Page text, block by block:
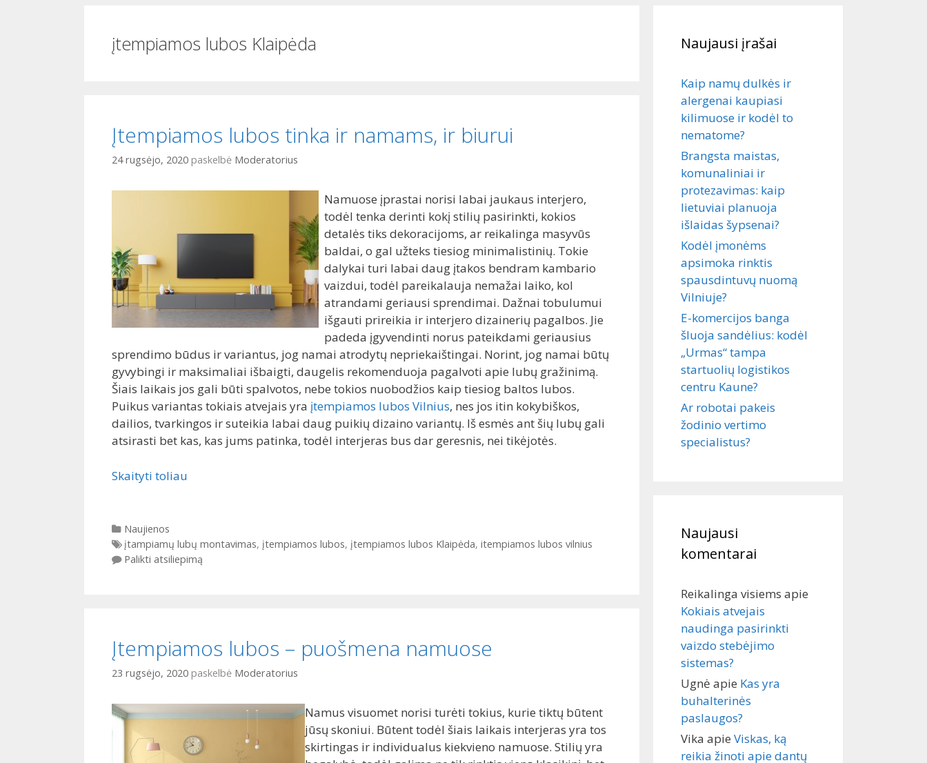
įtempiamos lubos Klaipėda
Įtempiamos lubos tinka ir namams, ir biurui
24 rugsėjo, 2020 paskelbė Moderatorius
Namuose įprastai norisi labai jaukaus interjero,
todėl tenka derinti kokį stilių pasirinkti, kokios
detalės tiks dekoracijoms, ar reikalinga masyvūs
baldai, o gal užteks tiesiog minimalistinių. Tokie
dalykai turi labai daug įtakos bendram kambario
vaizdui, todėl pareikalauja nemažai laiko, kol
atrandami geriausi sprendimai. Dažnai tobulumui
išgauti prireikia ir interjero dizainerių pagalbos. Jie
padeda įgyvendinti norus pateikdami geriausius
sprendimo būdus ir variantus, jog namai atrodytų nepriekaištingai. Norint, jog namai būtų
gyvybingi ir maksimaliai išbaigti, daugelis rekomenduoja pagalvoti apie lubų gražinimą.
Šiais laikais jos gali būti spalvotos, nebe tokios nuobodžios kaip tiesiog baltos lubos.
Puikus variantas tokiais atvejais yra įtempiamos lubos Vilnius, nes jos itin kokybiškos,
dailios, tvarkingos ir suteikia labai daug puikių dizaino variantų. Iš esmės ant šių lubų gali
atsirasti bet kas, kas jums patinka, todėl interjeras bus dar geresnis, nei tikėjotės.
Skaityti toliau
Kategorijos
Naujienos
Gairės
įtampiamų lubų montavimas, įtempiamos lubos, įtempiamos lubos Klaipėda, itempiamos lubos vilnius
Palikti atsiliepimą
Įtempiamos lubos – puošmena namuose
23 rugsėjo, 2020 paskelbė Moderatorius
Namus visuomet norisi turėti tokius, kurie tiktų būtent
jūsų skoniui. Būtent todėl šiais laikais interjeras yra tos
skirtingas ir individualus kiekvieno namuose. Stilių yra
Naujausi įrašai
Kaip namų dulkės ir
alergenai kaupiasi
kilimuose ir kodėl to
nematome?
Brangsta maistas,
komunaliniai ir
protezavimas: kaip
lietuviai planuoja
išlaidas šypsenai?
Kodėl įmonėms
apsimoka rinktis
spausdintuvų nuomą
Vilniuje?
E-komercijos banga
šluoja sandėlius: kodėl
„Urmas“ tampa
startuolių logistikos
centru Kaune?
Ar robotai pakeis
žodinio vertimo
specialistus?
Naujausi
komentarai
Reikalinga visiems apie
Kokiais atvejais
naudinga pasirinkti
vaizdo stebėjimo
sistemas?
Ugnė apie Kas yra
buhalterinės
paslaugos?
Vika apie Viskas, ką
reikia žinoti apie dantų